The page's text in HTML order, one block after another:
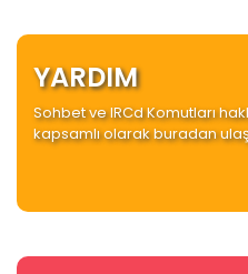
YARDIM
Sohbet ve IRCd Komutları
kapsamlı olarak buradan